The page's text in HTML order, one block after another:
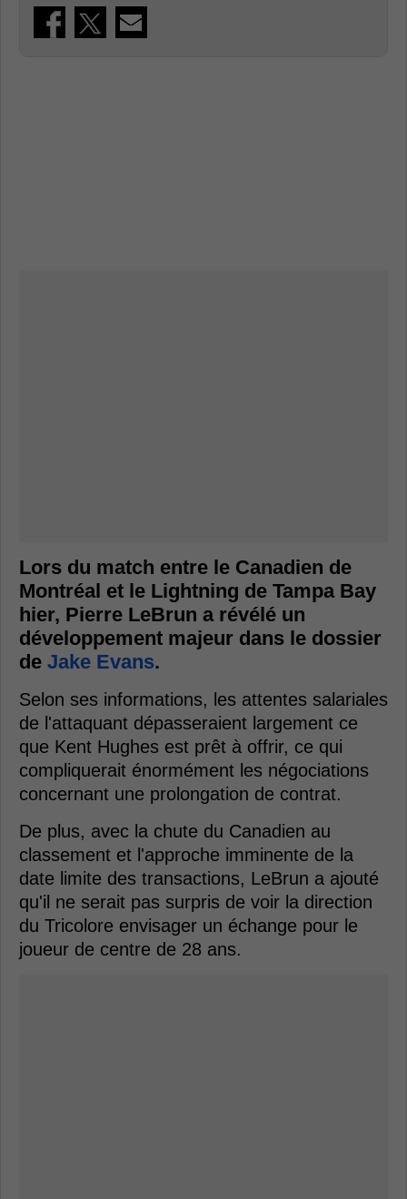
Lors du match entre le Canadien de
Montréal et le Lightning de Tampa Bay
hier, Pierre LeBrun a révélé un
développement majeur dans le dossier
de Jake Evans.
Selon ses informations, les attentes salariales
de l'attaquant dépasseraient largement ce
que Kent Hughes est prêt à offrir, ce qui
compliquerait énormément les négociations
concernant une prolongation de contrat.
De plus, avec la chute du Canadien au
classement et l'approche imminente de la
date limite des transactions, LeBrun a ajouté
qu'il ne serait pas surpris de voir la direction
du Tricolore envisager un échange pour le
joueur de centre de 28 ans.